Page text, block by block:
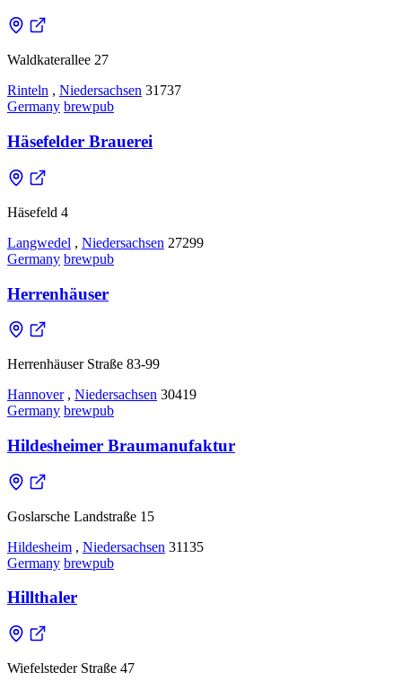
Waldkaterallee 27
Rinteln , Niedersachsen 31737
Germany brewpub
Häsefelder Brauerei
Häsefeld 4
Langwedel , Niedersachsen 27299
Germany brewpub
Herrenhäuser
Herrenhäuser Straße 83-99
Hannover , Niedersachsen 30419
Germany brewpub
Hildesheimer Braumanufaktur
Goslarsche Landstraße 15
Hildesheim , Niedersachsen 31135
Germany brewpub
Hillthaler
Wiefelsteder Straße 47